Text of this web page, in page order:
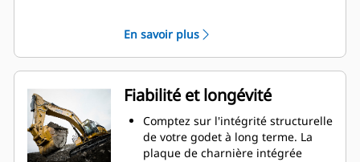
double améliore le flux des
matières dans le godet. Le
dégagement de talon accru
garantit que le fond du godet ne
frotte pas, ce qui réduit les coûts
d'entretien.
La consommation de carburant est
maximale lors de l'excavation. Les
En savoir plus
Fiabilité et longévité
Comptez sur l'intégrité structurelle
de votre godet à long terme. La
plaque de charnière intégrée